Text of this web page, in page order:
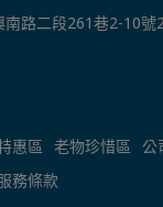
路二段261巷2-10號
惠區 老物珍惜區 公
務條款